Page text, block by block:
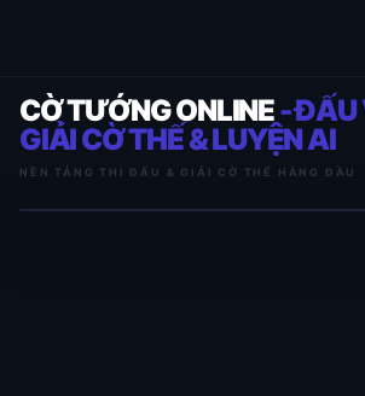
CỜ TƯỚNG ONLINE- ĐẤU
GIẢI CỜ THẾ & LUYỆN AI
NỀN TẢNG THI ĐẤU & GIẢI CỜ THẾ HÀNG ĐẦU